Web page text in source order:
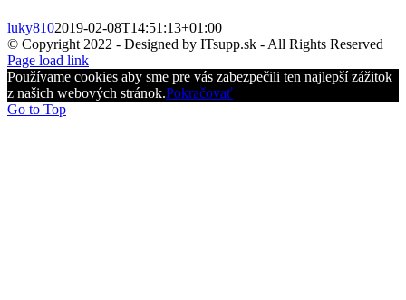
luky8102019-02-08T14:51:13+01:00
© Copyright 2022 - Designed by ITsupp.sk - All Rights Reserved
Page load link
Používame cookies aby sme pre vás zabezpečili ten najlepší zážitok
z našich webových stránok.Pokračovať
Go to Top